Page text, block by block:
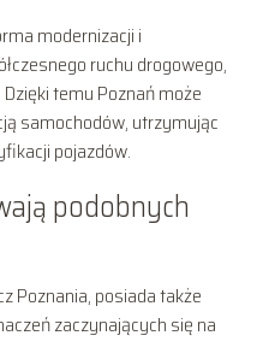
modernizacji i
ruchu drogowego,
temu Poznań może
samochodów, utrzymując
pojazdów.
podobnych
Poznania, posiada także
zaczynających się na